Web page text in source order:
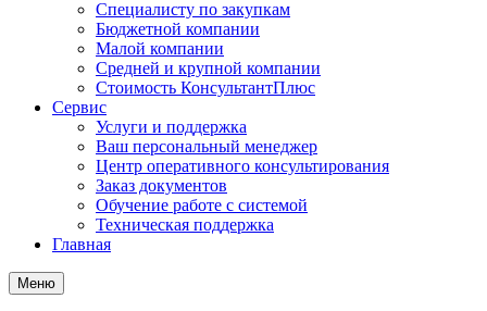
Специалисту по закупкам
Бюджетной компании
Малой компании
Средней и крупной компании
Стоимость КонсультантПлюс
Сервис
Услуги и поддержка
Ваш персональный менеджер
Центр оперативного консультирования
Заказ документов
Обучение работе с системой
Техническая поддержка
Главная
Меню